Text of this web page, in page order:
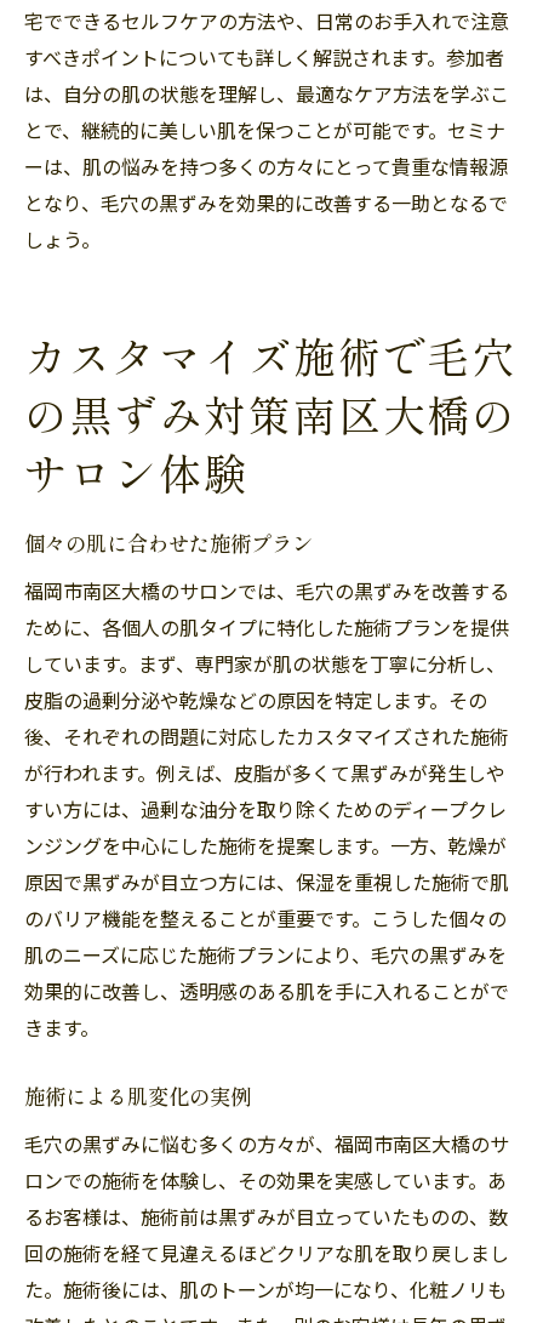
宅でできるセルフケアの方法や、日常のお手入れで注意
すべきポイントについても詳しく解説されます。参加者
は、自分の肌の状態を理解し、最適なケア方法を学ぶこ
とで、継続的に美しい肌を保つことが可能です。セミナ
ーは、肌の悩みを持つ多くの方々にとって貴重な情報源
となり、毛穴の黒ずみを効果的に改善する一助となるで
しょう。
カスタマイズ施術で毛穴
の黒ずみ対策南区大橋の
サロン体験
個々の肌に合わせた施術プラン
福岡市南区大橋のサロンでは、毛穴の黒ずみを改善する
ために、各個人の肌タイプに特化した施術プランを提供
しています。まず、専門家が肌の状態を丁寧に分析し、
皮脂の過剰分泌や乾燥などの原因を特定します。その
後、それぞれの問題に対応したカスタマイズされた施術
が行われます。例えば、皮脂が多くて黒ずみが発生しや
すい方には、過剰な油分を取り除くためのディープクレ
ンジングを中心にした施術を提案します。一方、乾燥が
原因で黒ずみが目立つ方には、保湿を重視した施術で肌
のバリア機能を整えることが重要です。こうした個々の
肌のニーズに応じた施術プランにより、毛穴の黒ずみを
効果的に改善し、透明感のある肌を手に入れることがで
きます。
施術による肌変化の実例
毛穴の黒ずみに悩む多くの方々が、福岡市南区大橋のサ
ロンでの施術を体験し、その効果を実感しています。あ
るお客様は、施術前は黒ずみが目立っていたものの、数
回の施術を経て見違えるほどクリアな肌を取り戻しまし
た。施術後には、肌のトーンが均一になり、化粧ノリも